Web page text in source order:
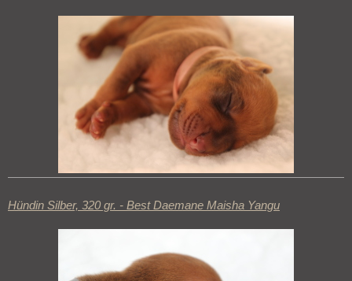
Hündin Silber, 320 gr. - Best Daemane Maisha Yangu